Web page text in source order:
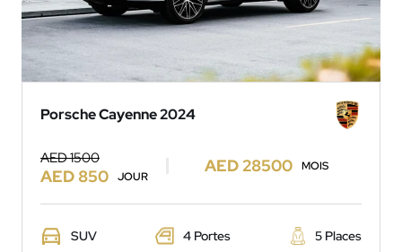
Porsche Cayenne 2024
AED 1500
AED 850 JOUR
AED 28500 MOIS
SUV 4 Portes 5 Places